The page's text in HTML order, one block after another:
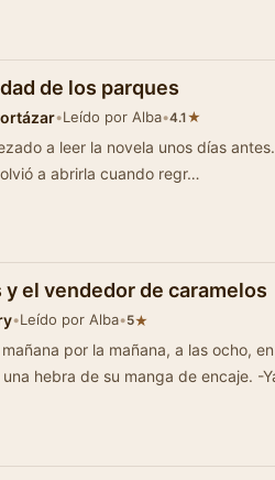
de los parques
•Leído por Alba•4.1★
a leer la novela unos días
a abrirla cuando regr…
y el vendedor de caramelos
•Leído por Alba•5★
por la mañana, a las ocho,
hebra de su manga de encaje. -